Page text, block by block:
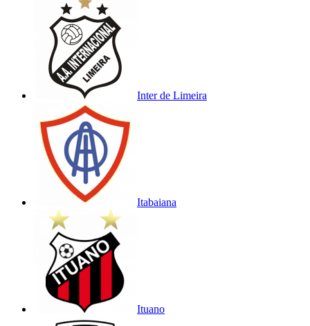
Inter de Limeira
Itabaiana
Ituano